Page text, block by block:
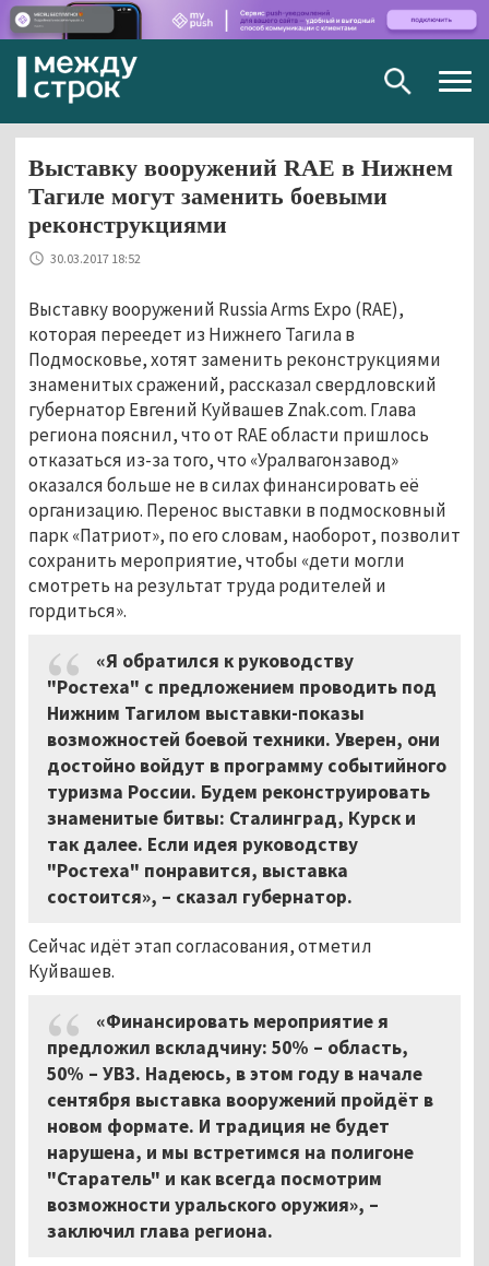
Выставку вооружений RAE в Нижнем
Тагиле могут заменить боевыми
реконструкциями
30.03.2017 18:52
Выставку вооружений Russia Arms Expo (RAE),
которая переедет из Нижнего Тагила в
Подмосковье, хотят заменить реконструкциями
знаменитых сражений, рассказал свердловский
губернатор Евгений Куйвашев Znak.com. Глава
региона пояснил, что от RAE области пришлось
отказаться из-за того, что «Уралвагонзавод»
оказался больше не в силах финансировать её
организацию. Перенос выставки в подмосковный
парк «Патриот», по его словам, наоборот, позволит
сохранить мероприятие, чтобы «дети могли
смотреть на результат труда родителей и
гордиться».
«Я обратился к руководству
"Ростеха" с предложением проводить под
Нижним Тагилом выставки-показы
возможностей боевой техники. Уверен, они
достойно войдут в программу событийного
туризма России. Будем реконструировать
знаменитые битвы: Сталинград, Курск и
так далее. Если идея руководству
"Ростеха" понравится, выставка
состоится», – сказал губернатор.
Сейчас идёт этап согласования, отметил
Куйвашев.
«Финансировать мероприятие я
предложил вскладчину: 50% – область,
50% – УВЗ. Надеюсь, в этом году в начале
сентября выставка вооружений пройдёт в
новом формате. И традиция не будет
нарушена, и мы встретимся на полигоне
"Старатель" и как всегда посмотрим
возможности уральского оружия», –
заключил глава региона.